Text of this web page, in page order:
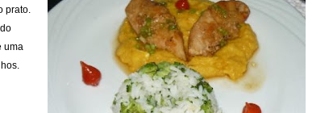
prato.
uma